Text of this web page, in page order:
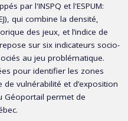
un portrait à jour et
au jeu au Québec
la création
santé des populations. La
répondre à ce besoin de
: 1-Réaliser une revue de
sur l'influence
sur les liens entre les
par l'INSPQ et l'ESPUM:
qui combine la densité,
des jeux, et l’indice de
sur six indicateurs socio-
au jeu problématique.
pour identifier les zones
vulnérabilité et d’exposition
Géoportail permet de